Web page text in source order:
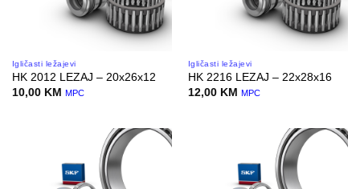
Igličasti ležajevi
HK 2012 LEZAJ – 20x26x12
10,00 KM MPC
Igličasti ležajevi
HK 2216 LEZAJ – 22x28x16
12,00 KM MPC